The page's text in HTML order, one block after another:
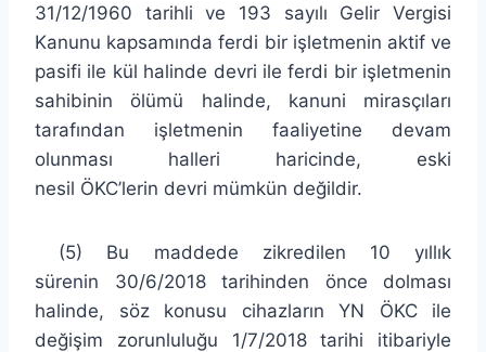
31/12/1960 tarihli ve 193 sayılı Gelir Vergisi
Kanunu kapsamında ferdi bir işletmenin aktif ve
pasifi ile kül halinde devri ile ferdi bir işletmenin
sahibinin ölümü halinde, kanuni mirasçıları
tarafından işletmenin faaliyetine devam
olunması halleri haricinde, eski
nesil ÖKC’lerin devri mümkün değildir.
(5) Bu maddede zikredilen 10 yıllık
sürenin 30/6/2018 tarihinden önce dolması
halinde, söz konusu cihazların YN ÖKC ile
değişim zorunluluğu 1/7/2018 tarihi itibariyle